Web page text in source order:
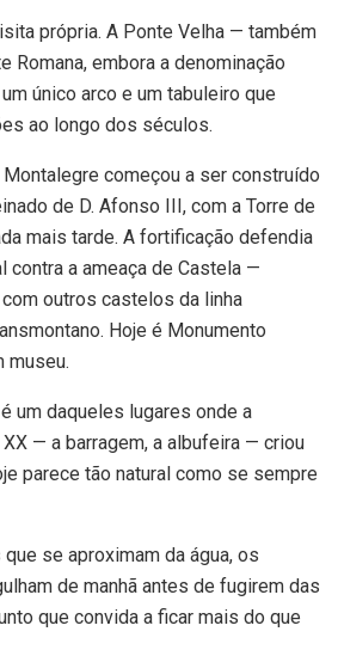
própria. A Ponte Velha — também
Romana, embora a denominação
único arco e um tabuleiro que
ao longo dos séculos.
começou a ser construído
de D. Afonso III, com a Torre de
mais tarde. A fortificação defendia
contra a ameaça de Castela —
outros castelos da linha
Hoje é Monumento
museu.
um daqueles lugares onde a
— a barragem, a albufeira — criou
parece tão natural como se sempre
se aproximam da água, os
de manhã antes de fugirem das
que convida a ficar mais do que